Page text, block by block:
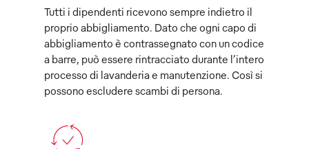
Tutti i dipendenti ricevono sempre indietro il
proprio abbigliamento. Dato che ogni capo di
abbigliamento è contrassegnato con un codice
a barre, può essere rintracciato durante l’intero
processo di lavanderia e manutenzione. Così si
possono escludere scambi di persona.